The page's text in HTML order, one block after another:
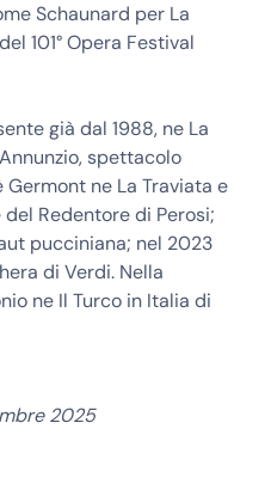
Schaunard per La
101° Opera Festival
già dal 1988, ne La
spettacolo
ne La Traviata e
Redentore di Perosi;
pucciniana; nel 2023
di Verdi. Nella
ne Il Turco in Italia di
2025